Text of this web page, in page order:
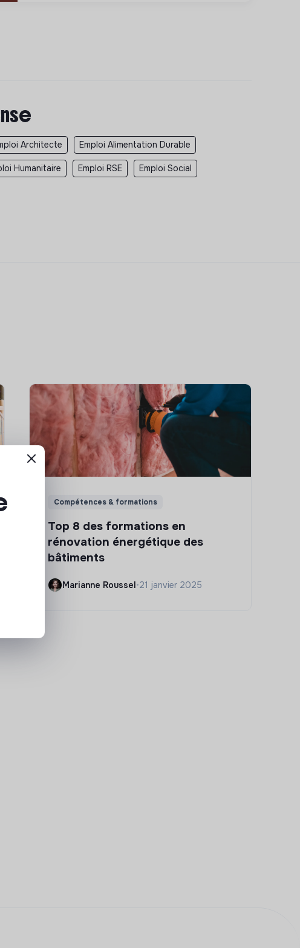
Architecte Emploi Alimentation Durable
Humanitaire Emploi RSE Emploi Social
Compétences & formations
Top 8 des formations en
rénovation énergétique des
bâtiments
Marianne Roussel•21 janvier 2025